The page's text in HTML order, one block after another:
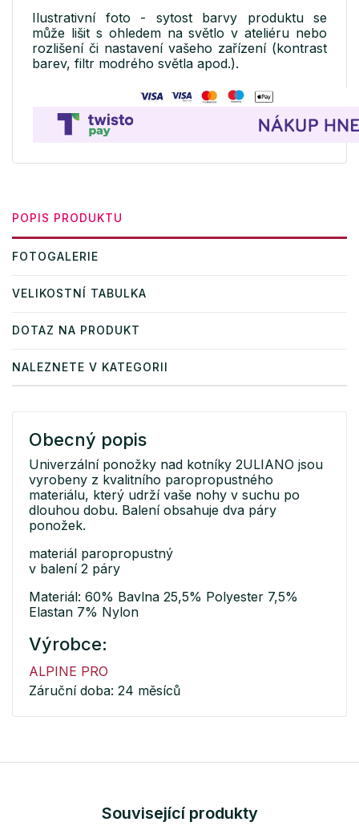
Ilustrativní foto - sytost barvy produktu se
může lišit s ohledem na světlo v ateliéru nebo
rozlišení či nastavení vašeho zařízení (kontrast
barev, filtr modrého světla apod.).
POPIS PRODUKTU
FOTOGALERIE
VELIKOSTNÍ TABULKA
DOTAZ NA PRODUKT
NALEZNETE V KATEGORII
Obecný popis
Univerzální ponožky nad kotníky 2ULIANO jsou
vyrobeny z kvalitního paropropustného
materiálu, který udrží vaše nohy v suchu po
dlouhou dobu. Balení obsahuje dva páry
ponožek.
materiál paropropustný
v balení 2 páry
Materiál: 60% Bavlna 25,5% Polyester 7,5%
Elastan 7% Nylon
Výrobce:
ALPINE PRO
Záruční doba: 24 měsíců
Související produkty